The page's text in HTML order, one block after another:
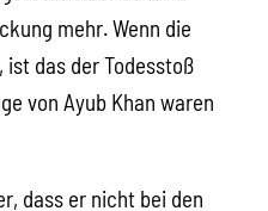
mehr. Wenn die
ist das der Todesstoß
von Ayub Khan waren
dass er nicht bei den